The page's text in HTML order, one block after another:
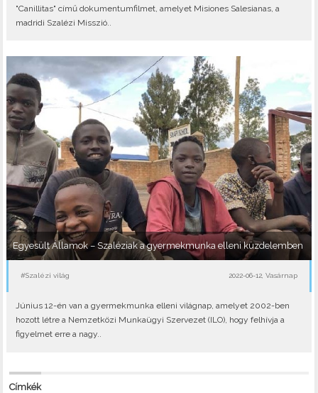
"Canillitas" című dokumentumfilmet, amelyet Misiones Salesianas, a
madridi Szalézi Misszió..
Egyesült Államok – Szaléziak a gyermekmunka elleni küzdelemben
#Szalézi világ 2022-06-12, Vasárnap
Június 12-én van a gyermekmunka elleni világnap, amelyet 2002-ben
hozott létre a Nemzetközi Munkaügyi Szervezet (ILO), hogy felhívja a
figyelmet erre a nagy..
Címkék